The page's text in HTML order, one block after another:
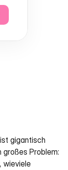
gigantisch
Problem:
wieviele